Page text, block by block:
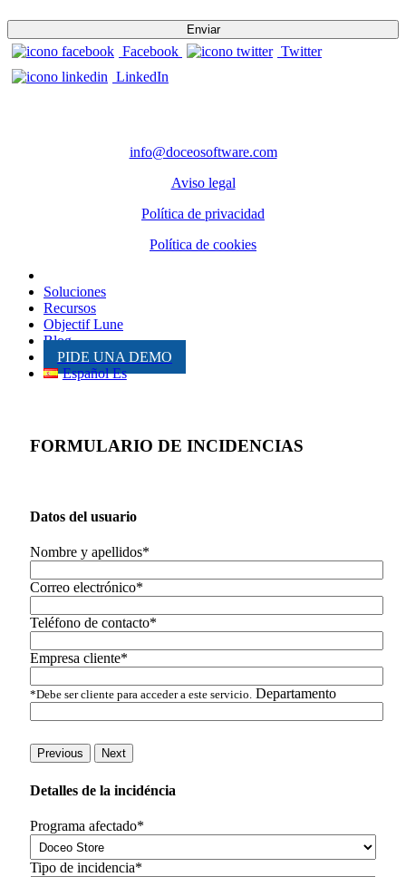
Facebook
Twitter
LinkedIn
info@doceosoftware.com
Aviso legal
Política de privacidad
Política de cookies
Soluciones
Recursos
Objectif Lune
Blog
PIDE UNA DEMO
Español Es
FORMULARIO DE INCIDENCIAS
Datos del usuario
Nombre y apellidos*
Correo electrónico*
Teléfono de contacto*
Empresa cliente*
*Debe ser cliente para acceder a este servicio. Departamento
Previous Next
Detalles de la incidéncia
Programa afectado*
Tipo de incidencia*